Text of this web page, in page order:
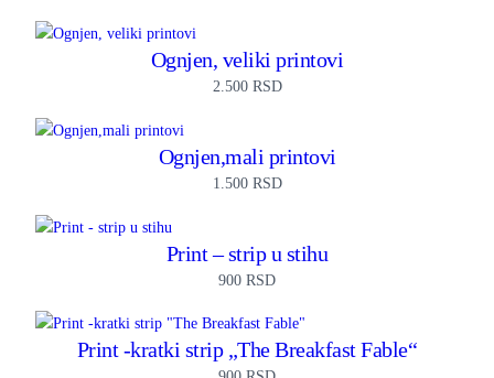
Ognjen, veliki printovi
2.500 RSD
Ognjen,mali printovi
1.500 RSD
Print – strip u stihu
900 RSD
Print -kratki strip „The Breakfast Fable“